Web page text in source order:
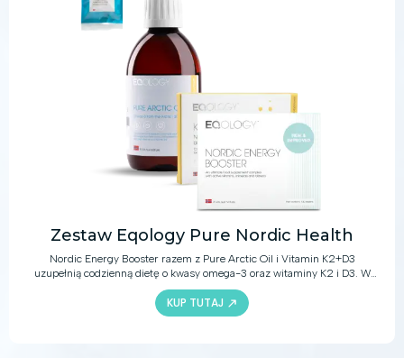
Zestaw Eqology Pure Nordic Health
Nordic Energy Booster razem z Pure Arctic Oil i Vitamin K2+D3
uzupełnią codzienną dietę o kwasy omega-3 oraz witaminy K2 i D3. W
połączeniu ze zdrową i zrównoważoną dietą produkty te dostarczą
bogactwo aktywnych składników, które pomogą zachować zdrowy układ
odpornościowy i układ krążenia, wzmocnią kości oraz zapewnią wiele
KUP TUTAJ